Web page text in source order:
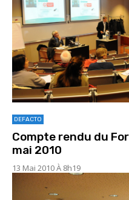
DEFACTO
Compte rendu du
mai 2010
13 Mai 2010 À 8h19